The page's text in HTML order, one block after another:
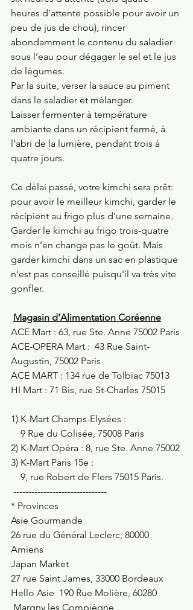
heures d’attente possible pour avoir un
peu de jus de chou), rincer
abondamment le contenu du saladier
sous l’eau pour dégager le sel et le jus
de légumes.
Par la suite, verser la sauce au piment
dans le saladier et mélanger.
Laisser fermenter à température
ambiante dans un récipient fermé, à
l’abri de la lumière, pendant trois à
quatre jours.
Ce délai passé, votre kimchi sera prêt:
pour avoir le meilleur kimchi, garder le
récipient au frigo plus d’une semaine.
Garder le kimchi au frigo trois-quatre
mois n’en change pas le goût. Mais
garder kimchi dans un sac en plastique
n'est pas conseillé puisqu'il va très vite
gonfler.
Magasin d’Alimentation Coréenne
ACE Mart : 63, rue Ste. Anne 75002 Paris
ACE-OPERA Mart :  43 Rue Saint-
Augustin, 75002 Paris
ACE MART : 134 rue de Tolbiac 75013
HI Mart : 71 Bis, rue St-Charles 75015
1) K-Mart Champs-Elysées :
    9 Rue du Colisée, 75008 Paris
2) K-Mart Opéra : 8, rue Ste. Anne 75002
3) K-Mart Paris 15e :
    9, rue Robert de Flers 75015 Paris.
-------------------------------
* Provinces
Asie Gourmande
26 rue du Général Leclerc, 80000
Amiens
Japan Market
27 rue Saint James, 33000 Bordeaux
Hello Asie  190 Rue Molière, 60280
Margny les Compiègne